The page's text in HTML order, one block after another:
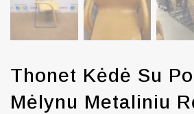
Thonet Kėdė Su
Mėlynu Metaliniu